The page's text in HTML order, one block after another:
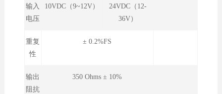
输入
电压
10VDC（9~12V）
24VDC（12-
36V）
重复
性
± 0.2%FS
输出
阻抗
350 Ohms ± 10%